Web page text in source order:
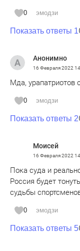
0 эмодзи
Показать ответы 1
Анонимно
16 Февраля 2022
Мда, урапатриотов
0 эмодзи
Показать ответы 2
Моисей
16 Февраля 2022
Пока суда и
Россия будет
судьбы
0 эмодзи
Показать ответы 5